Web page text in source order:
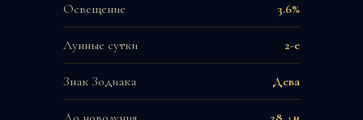
Освещение 3.6%
Лунные сутки 2-е
Знак Зодиака Дева